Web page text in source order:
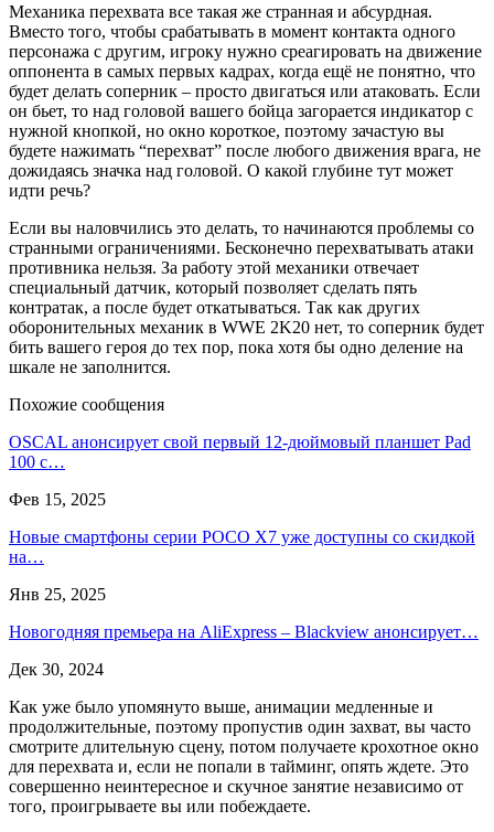
Механика перехвата все такая же странная и абсурдная.
Вместо того, чтобы срабатывать в момент контакта одного
персонажа с другим, игроку нужно среагировать на движение
оппонента в самых первых кадрах, когда ещё не понятно, что
будет делать соперник – просто двигаться или атаковать. Если
он бьет, то над головой вашего бойца загорается индикатор с
нужной кнопкой, но окно короткое, поэтому зачастую вы
будете нажимать “перехват” после любого движения врага, не
дожидаясь значка над головой. О какой глубине тут может
идти речь?
Если вы наловчились это делать, то начинаются проблемы со
странными ограничениями. Бесконечно перехватывать атаки
противника нельзя. За работу этой механики отвечает
специальный датчик, который позволяет сделать пять
контратак, а после будет откатываться. Так как других
оборонительных механик в WWE 2K20 нет, то соперник будет
бить вашего героя до тех пор, пока хотя бы одно деление на
шкале не заполнится.
Похожие сообщения
OSCAL анонсирует свой первый 12-дюймовый планшет Pad
100 с…
Фев 15, 2025
Новые смартфоны серии POCO X7 уже доступны со скидкой
на…
Янв 25, 2025
Новогодняя премьера на AliExpress – Blackview анонсирует…
Дек 30, 2024
Как уже было упомянуто выше, анимации медленные и
продолжительные, поэтому пропустив один захват, вы часто
смотрите длительную сцену, потом получаете крохотное окно
для перехвата и, если не попали в тайминг, опять ждете. Это
совершенно неинтересное и скучное занятие независимо от
того, проигрываете вы или побеждаете.